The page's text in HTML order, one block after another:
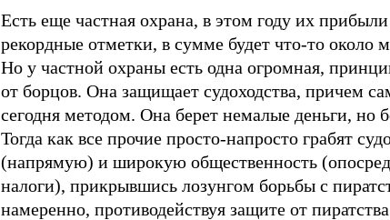
Есть еще частная охрана, в этом году их
рекордные отметки, в сумме будет что-то около
Но у частной охраны есть одна огромная,
от борцов. Она защищает судоходства, причем
сегодня методом. Она берет немалые деньги, но
Тогда как все прочие просто-напросто грабят
(напрямую) и широкую общественность
налоги), прикрывшись лозунгом борьбы с
намеренно, противодействуя защите от